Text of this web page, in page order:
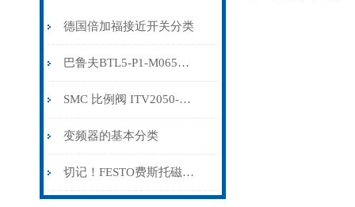
德国倍加福接近开关分类
巴鲁夫BTL5-P1-M0650-H-KA05
SMC 比例阀 ITV2050-21F2N-X88
变频器的基本分类
切记！FESTO费斯托磁性开关出现故障时应及时解决